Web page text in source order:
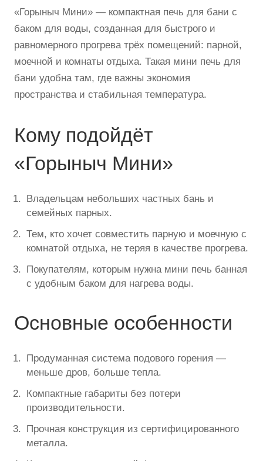
«Горыныч Мини» — компактная печь для бани с
баком для воды, созданная для быстрого и
равномерного прогрева трёх помещений: парной,
моечной и комнаты отдыха. Такая мини печь для
бани удобна там, где важны экономия
пространства и стабильная температура.
Кому подойдёт
«Горыныч Мини»
Владельцам небольших частных бань и
семейных парных.
Тем, кто хочет совместить парную и моечную с
комнатой отдыха, не теряя в качестве прогрева.
Покупателям, которым нужна мини печь банная
с удобным баком для нагрева воды.
Основные особенности
Продуманная система подового горения —
меньше дров, больше тепла.
Компактные габариты без потери
производительности.
Прочная конструкция из сертифицированного
металла.